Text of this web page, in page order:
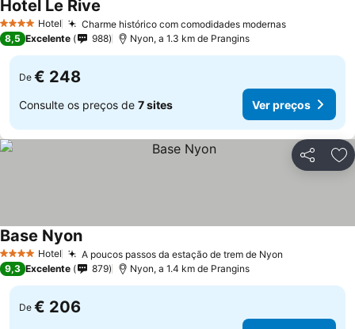
4 EstrelasHotel Charme histórico com comodidades modernasVer preços
Hotel Le Rive
8,5 Excelente 988 Nyon, a 1.3 km de Prangins
De € 248
Consulte os preços de 7 sites Ver preços
Partilhar
4 EstrelasHotel A poucos passos da estação de trem de Nyon
Base NyonVer preços
9,3 Excelente 879 Nyon, a 1.4 km de Prangins
De € 206